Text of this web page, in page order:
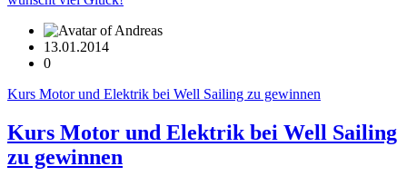
13.01.2014
0
Kurs Motor und Elektrik bei Well Sailing zu gewinnen
Kurs Motor und Elektrik bei Well Sailing
zu gewinnen